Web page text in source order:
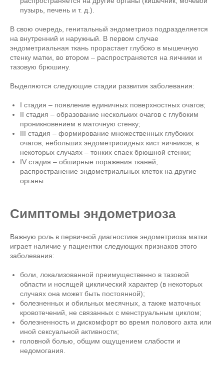
пузырь, печень и т. д.).
В свою очередь, генитальный эндометриоз подразделяется
на внутренний и наружный. В первом случае
эндометриальная ткань прорастает глубоко в мышечную
стенку матки, во втором – распространяется на яичники и
тазовую брюшину.
Выделяются следующие стадии развития заболевания:
I стадия – появление единичных поверхностных очагов;
II стадия – образование нескольких очагов с глубоким
проникновением в маточную стенку;
III стадия – формирование множественных глубоких
очагов, небольших эндометриоидных кист яичников, в
некоторых случаях – тонких спаек брюшной стенки;
IV стадия – обширные поражения тканей,
распространение эндометриальных клеток на другие
органы.
Симптомы эндометриоза
Важную роль в первичной диагностике эндометриоза матки
играет наличие у пациентки следующих признаков этого
заболевания:
боли, локализованной преимущественно в тазовой
области и носящей циклический характер (в некоторых
случаях она может быть постоянной);
болезненных и обильных месячных, а также маточных
кровотечений, не связанных с менструальным циклом;
болезненность и дискомфорт во время полового акта или
иной сексуальной активности;
головной болью, общим ощущением слабости и
недомогания.